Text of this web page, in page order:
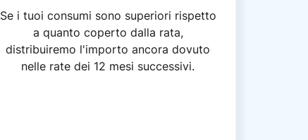
Se i tuoi consumi sono superiori rispetto
a quanto coperto dalla rata,
distribuiremo l'importo ancora dovuto
nelle rate dei 12 mesi successivi.